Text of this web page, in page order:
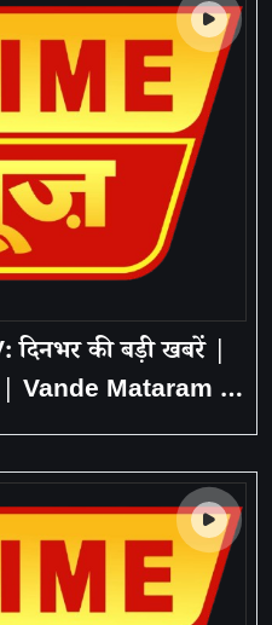
की बड़ी खबरें |
Vande Mataram |
Hindi News